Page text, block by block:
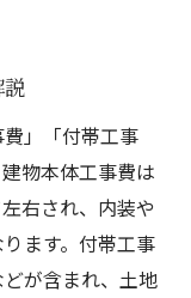
説
」「付帯工事
物本体工事費は
右され、内装や
ます。付帯工事
が含まれ、土地